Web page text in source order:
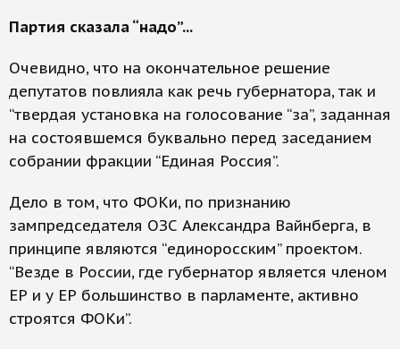
Партия сказала “надо”...
Очевидно, что на окончательное решение
депутатов повлияла как речь губернатора, так и
“твердая установка на голосование “за”, заданная
на состоявшемся буквально перед заседанием
собрании фракции “Единая Россия”.
Дело в том, что ФОКи, по признанию
зампредседателя ОЗС Александра Вайнберга, в
принципе являются “единоросским” проектом.
“Везде в России, где губернатор является членом
ЕР и у ЕР большинство в парламенте, активно
строятся ФОКи”.